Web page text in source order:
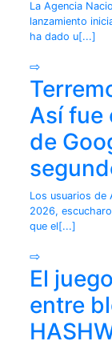
La Agencia
lanzamiento
ha dado u[...]
⇨
Así fue
de
Los usuarios de
2026,
que el[...]
⇨
El
entre